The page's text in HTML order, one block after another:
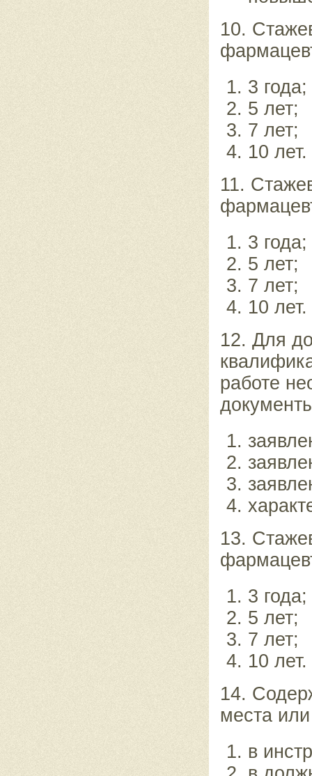
10.
3 года;
5 лет;
7 лет;
10 лет.
11.
3 года;
5 лет;
7 лет;
10 лет.
12. Для
работе
13.
3 года;
5 лет;
7 лет;
10 лет.
14.
места или
в